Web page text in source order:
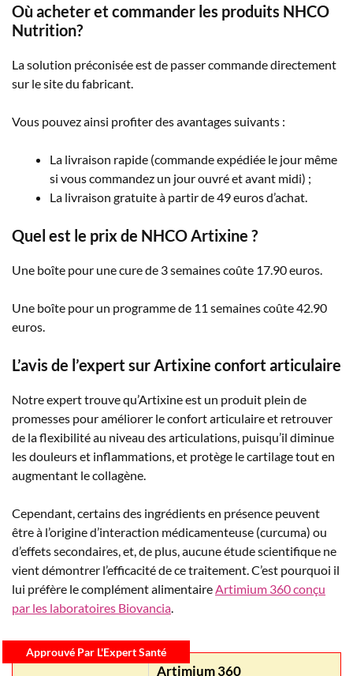
Où acheter et commander les produits NHCO
Nutrition?
La solution préconisée est de passer commande directement
sur le site du fabricant.
Vous pouvez ainsi profiter des avantages suivants :
La livraison rapide (commande expédiée le jour même
si vous commandez un jour ouvré et avant midi) ;
La livraison gratuite à partir de 49 euros d’achat.
Quel est le prix de NHCO Artixine ?
Une boîte pour une cure de 3 semaines coûte 17.90 euros.
Une boîte pour un programme de 11 semaines coûte 42.90
euros.
L’avis de l’expert sur Artixine confort articulaire
Notre expert trouve qu’Artixine est un produit plein de
promesses pour améliorer le confort articulaire et retrouver
de la flexibilité au niveau des articulations, puisqu’il diminue
les douleurs et inflammations, et protège le cartilage tout en
augmentant le collagène.
Cependant, certains des ingrédients en présence peuvent
être à l’origine d’interaction médicamenteuse (curcuma) ou
d’effets secondaires, et, de plus, aucune étude scientifique ne
vient démontrer l’efficacité de ce traitement. C’est pourquoi il
lui préfère le complément alimentaireArtimium 360 conçu
par les laboratoires Biovancia.
Approuvé Par L'Expert Santé
Artimium 360